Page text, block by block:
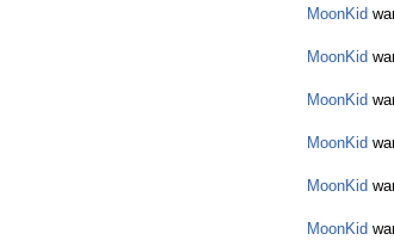
MoonKid
MoonKid
MoonKid
MoonKid
MoonKid
MoonKid